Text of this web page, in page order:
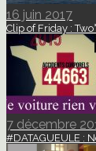
16 juin 2017
Clip of Friday :
7 décembre
#DATAGUEULE :